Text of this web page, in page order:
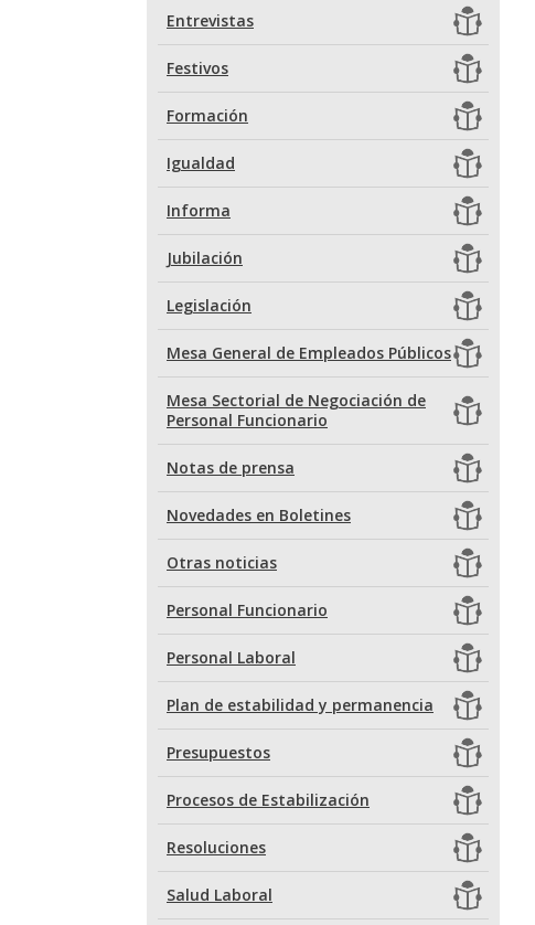
Entrevistas
Festivos
Formación
Igualdad
Informa
Jubilación
Legislación
Mesa General de Empleados Públicos
Mesa Sectorial de Negociación de
Personal Funcionario
Notas de prensa
Novedades en Boletines
Otras noticias
Personal Funcionario
Personal Laboral
Plan de estabilidad y permanencia
Presupuestos
Procesos de Estabilización
Resoluciones
Salud Laboral